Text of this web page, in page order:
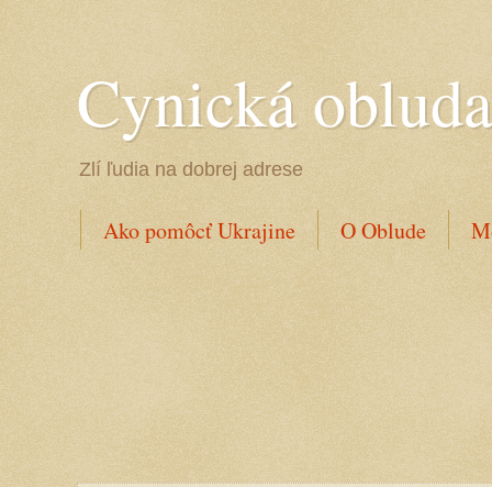
Cynická obluda
Zlí ľudia na dobrej adrese
Ako pomôcť Ukrajine O Oblude